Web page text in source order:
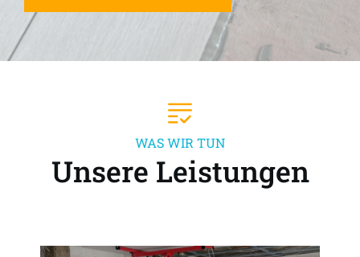
WAS WIR TUN
Unsere Leistungen